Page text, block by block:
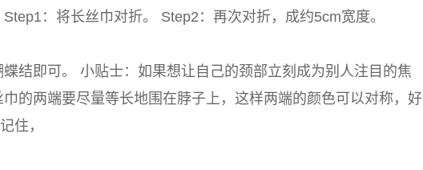
：将长丝巾对折。 Step2：再次对折，成约5cm宽度。
结即可。 小贴士：如果想让自己的颈部立刻成为别人注目的焦
的两端要尽量等长地围在脖子上，这样两端的颜色可以对称，好
住，